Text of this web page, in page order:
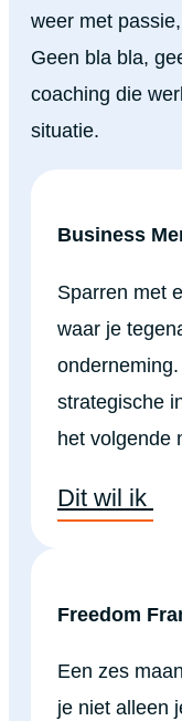
weer met
Geen bla bla,
coaching die
situatie.
Business
Sparren met
waar je
strategische
het volgende
Dit wil ik
Freedom
Een zes
je niet alleen